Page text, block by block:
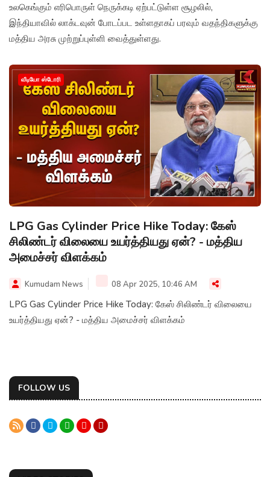
உலகெங்கும் எரிபொருள் நெருக்கடி ஏற்பட்டுள்ள சூழலில்,
இந்தியாவில் லாக்டவுன் போடப்பட உள்ளதாகப் பரவும் வதந்திகளுக்கு
மத்திய அரசு முற்றுப்புள்ளி வைத்துள்ளது.
வீடியோ ஸ்டோரி
LPG Gas Cylinder Price Hike Today: கேஸ்
சிலிண்டர் விலையை உயர்த்தியது ஏன்? - மத்திய
அமைச்சர் விளக்கம்
Kumudam News 08 Apr 2025, 10:46 AM
LPG Gas Cylinder Price Hike Today: கேஸ் சிலிண்டர் விலையை
உயர்த்தியது ஏன்? - மத்திய அமைச்சர் விளக்கம்
FOLLOW US